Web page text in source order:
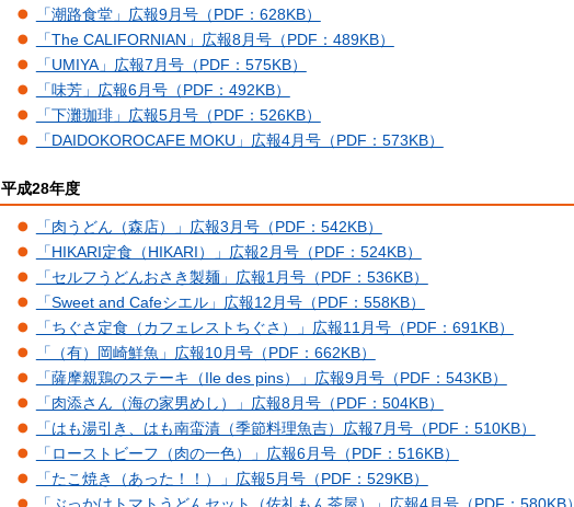
「潮路食堂」広報9月号（PDF：628KB）
「The CALIFORNIAN」広報8月号（PDF：489KB）
「UMIYA」広報7月号（PDF：575KB）
「味芳」広報6月号（PDF：492KB）
「下灘珈琲」広報5月号（PDF：526KB）
「DAIDOKOROCAFE MOKU」広報4月号（PDF：573KB）
平成28年度
「肉うどん（森店）」広報3月号（PDF：542KB）
「HIKARI定食（HIKARI）」広報2月号（PDF：524KB）
「セルフうどんおさき製麺」広報1月号（PDF：536KB）
「Sweet and Cafeシエル」広報12月号（PDF：558KB）
「ちぐさ定食（カフェレストちぐさ）」広報11月号（PDF：691KB）
「（有）岡崎鮮魚」広報10月号（PDF：662KB）
「薩摩親鶏のステーキ（Ile des pins）」広報9月号（PDF：543KB）
「肉添さん（海の家男めし）」広報8月号（PDF：504KB）
「はも湯引き、はも南蛮漬（季節料理魚吉）広報7月号（PDF：510KB）
「ローストビーフ（肉の一色）」広報6月号（PDF：516KB）
「たこ焼き（あった！！）」広報5月号（PDF：529KB）